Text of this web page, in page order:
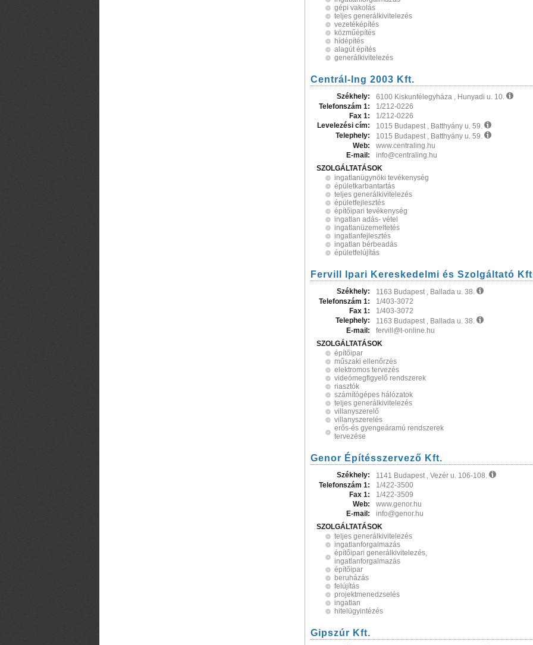
gépi vakolás
teljes generálkivitelezés
vezetéképítés
közműépítés
hídépítés
alagút építés
generálkivitelezés
Centrál-Ing 2003 Kft.
Székhely:
6100 Kiskunfélegyháza , Hunyadi u. 10.
Telefonszám 1:
1/212-0226
Fax 1:
1/212-0226
Levelezési cím:
1015 Budapest , Batthyány u. 59.
Telephely:
1015 Budapest , Batthyány u. 59.
Web:
www.centraling.hu
E-mail:
info@centraling.hu
SZOLGÁLTATÁSOK
ingatlanügynöki tevékenység
épületkarbantartás
teljes generálkivitelezés
épületfejlesztés
építőipari tevékenység
ingatlan adás- vétel
ingatlanüzemeltetés
ingatlanfejlesztés
ingatlan bérbeadás
épületfelújítás
Fervill Ipari Kereskedelmi és Szolgáltató
Székhely:
1163 Budapest , Ballada u. 38.
Telefonszám 1:
1/403-3072
Fax 1:
1/403-3072
Telephely:
1163 Budapest , Ballada u. 38.
E-mail:
fervill@t-online.hu
SZOLGÁLTATÁSOK
építőipar
műszaki ellenőrzés
elektromos tervezés
videómegfigyelő rendszerek
riasztók
számítógépes hálózatok
teljes generálkivitelezés
villanyszerelő
villanyszerelés
erős-és gyengeáramú rendszerek
tervezése
Genor Építésszervező Kft.
Székhely:
1141 Budapest , Vezér u. 106-108.
Telefonszám 1:
1/422-3500
Fax 1:
1/422-3509
Web:
www.genor.hu
E-mail:
info@genor.hu
SZOLGÁLTATÁSOK
teljes generálkivitelezés
ingatlanforgalmazás
építőipari generálkivitelezés,
ingatlanforgalmazás
építőipar
beruházás
felújítás
projektmenedzselés
ingatlan
hitelügyintézés
Gipszúr Kft.